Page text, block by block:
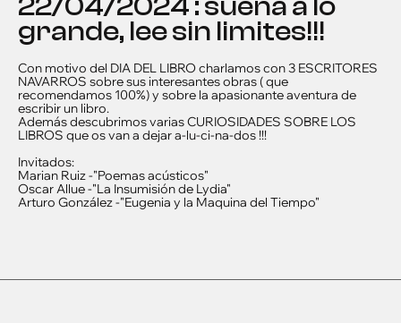
grande, lee sin limites!!!
Con motivo del DIA DEL LIBRO charlamos con 3 ESCRITORES
NAVARROS sobre sus interesantes obras ( que
recomendamos 100%) y sobre la apasionante aventura de
escribir un libro.
Además descubrimos varias CURIOSIDADES SOBRE LOS
LIBROS que os van a dejar a-lu-ci-na-dos !!!
Invitados:
Marian Ruiz -"Poemas acústicos"
Oscar Allue -"La Insumisión de Lydia"
Arturo González -"Eugenia y la Maquina del Tiempo"